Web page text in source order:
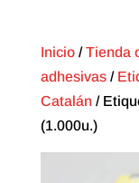
Inicio/Tienda
adhesivas/
Catalán/
(1.000u.)